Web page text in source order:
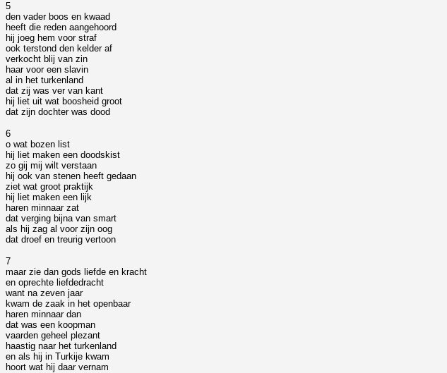
5
den vader boos en kwaad
heeft die reden aangehoord
hij joeg hem voor straf
ook terstond den kelder af
verkocht blij van zin
haar voor een slavin
al in het turkenland
dat zij was ver van kant
hij liet uit wat boosheid groot
dat zijn dochter was dood
6
o wat bozen list
hij liet maken een doodskist
zo gij mij wilt verstaan
hij ook van stenen heeft gedaan
ziet wat groot praktijk
hij liet maken een lijk
haren minnaar zat
dat verging bijna van smart
als hij zag al voor zijn oog
dat droef en treurig vertoon
7
maar zie dan gods liefde en kracht
en oprechte liefdedracht
want na zeven jaar
kwam de zaak in het openbaar
haren minnaar dan
dat was een koopman
vaarden geheel plezant
haastig naar het turkenland
en als hij in Turkije kwam
hoort wat hij daar vernam